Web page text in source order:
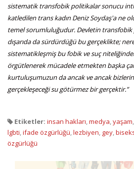
sistematik transfobik politikalar sonucu
katledilen trans kadın Deniz Soydaş'a ne
temel sorumluluğudur. Devletin transfobik
dışarıda da sürdürdüğü bu gerçeklikte;
sistematikleşmiş bu fobik ve suç
örgütlenerek mücadele etmekten başka
kurtuluşumuzun da ancak ve ancak
gerçekleşeceği su götürmez bir gerçektir.”
Etiketler: insan hakları,medya,yaşam,
lgbti,ifade özgürlüğü,lezbiyen, gey,
özgürlüğü